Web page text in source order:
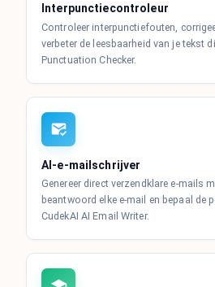
Interpunctiecontroleur
Controleer interpunctiefouten,
verbeter de leesbaarheid van je tekst
Punctuation Checker.
AI-e-mailschrijver
Genereer direct verzendklare e-mails
beantwoord elke e-mail en bepaal de
CudekAI AI Email Writer.